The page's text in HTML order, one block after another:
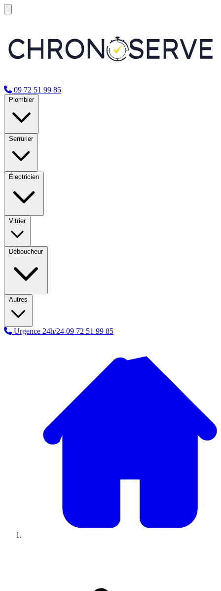
09 72 51 99 85
Plombier
Serrurier
Électricien
Vitrier
Déboucheur
Autres
Urgence 24h/24 09 72 51 99 85